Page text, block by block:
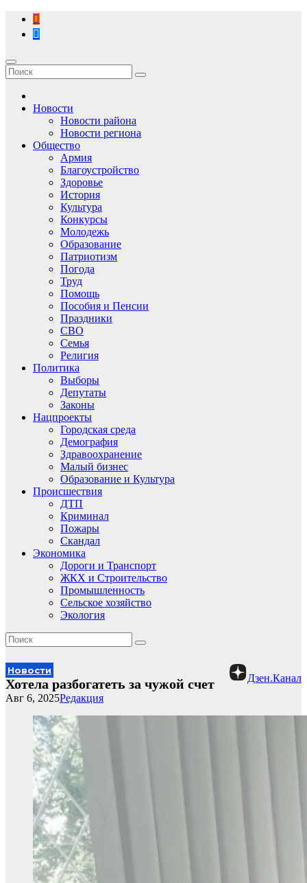
Перейти
содержимому
Новости
Новости района
Новости региона
Общество
Армия
Благоустройство
Здоровье
История
Культура
Конкурсы
Молодежь
Образование
Патриотизм
Погода
Труд
Помощь
Пособия и Пенсии
Праздники
СВО
Семья
Религия
Политика
Выборы
Депутаты
Законы
Нацпроекты
Городская среда
Демография
Здравоохранение
Малый бизнес
Образование и Культура
Происшествия
ДТП
Криминал
Пожары
Скандал
Экономика
Дороги и Транспорт
ЖКХ и Строительство
Промышленность
Сельское хозяйство
Экология
Новости
Дзен.Канал
Хотела разбогатеть за чужой счет
Редакция
Авг 6, 2025